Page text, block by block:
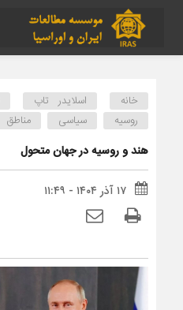
خانه اسلایدر تاپ
روسیه
سیاسی مناطق
هند و روسیه در جهان متحول
۱۷ آذر ۱۴۰۴ - ۱۱:۴۹